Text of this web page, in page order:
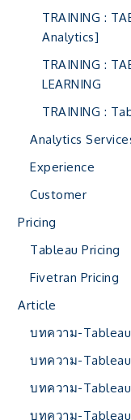
TRAINING :
Analytics]
TRAINING :
LEARNING
TRAINING :
Analytics
Experience
Customer
Pricing
Tableau Pricing
Fivetran Pricing
Article
บทความ-Tableau
บทความ-
บทความ-
บทความ-